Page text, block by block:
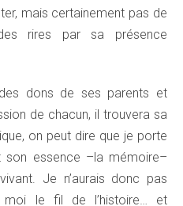
mais certainement pas de
rires par sa présence
dons de ses parents et
de chacun, il trouvera sa
on peut dire que je porte
son essence –la mémoire–
Je n’aurais donc pas
moi le fil de l’histoire… et